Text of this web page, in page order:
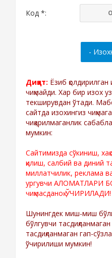
Код *:
Диққат: Ёзиб
чиқмайди. Хар бир изох
текширувдан ўтади.
сайтда изохингиз
чиқарилмаганлик
мумкин:
Сайтимизда сўкиниш,
қилиш, салбий ва диний
миллатчилик, реклама ва
ургувчи АЛОМАТЛАРИ
чиқмасданоқ ЎЧИРИЛАДИ!
Шунингдек миш-миш
бўлгувчи
тасдиқланмаган гап-
ўчирилиши мумкин!